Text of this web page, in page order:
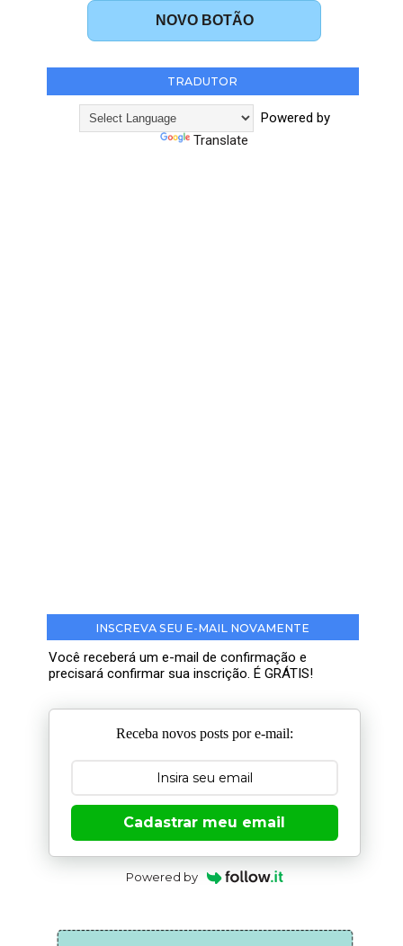
NOVO BOTÃO
TRADUTOR
Powered by
Translate
INSCREVA SEU E-MAIL NOVAMENTE
Você receberá um e-mail de confirmação e
precisará confirmar sua inscrição. É GRÁTIS!
Receba novos posts por e-mail:
Cadastrar meu email
Powered by